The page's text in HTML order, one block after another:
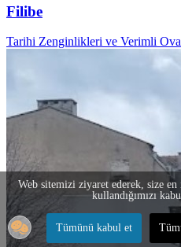
Filibe
Tarihi Zenginlikleri ve Verimli
Web sitemizi ziyaret ederek, size
kullandığımızı
Tümünü kabul et